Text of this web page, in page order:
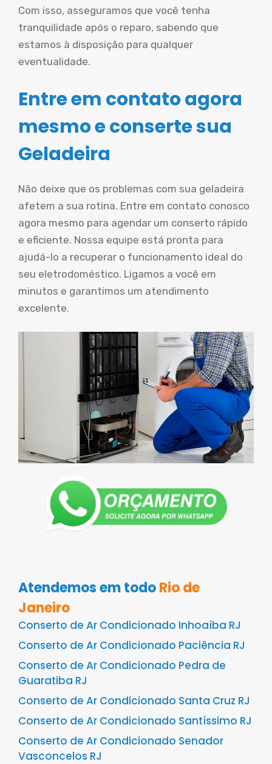
Com isso, asseguramos que você tenha
tranquilidade após o reparo, sabendo que
estamos à disposição para qualquer
eventualidade.
Entre em contato agora
mesmo e conserte sua
Geladeira
Não deixe que os problemas com sua geladeira
afetem a sua rotina. Entre em contato conosco
agora mesmo para agendar um conserto rápido
e eficiente. Nossa equipe está pronta para
ajudá-lo a recuperar o funcionamento ideal do
seu eletrodoméstico. Ligamos a você em
minutos e garantimos um atendimento
excelente.
Atendemos em todoRio de
Janeiro
Conserto de Ar Condicionado Inhoaíba RJ
Conserto de Ar Condicionado Paciência RJ
Conserto de Ar Condicionado Pedra de
Guaratiba RJ
Conserto de Ar Condicionado Santa Cruz RJ
Conserto de Ar Condicionado Santíssimo RJ
Conserto de Ar Condicionado Senador
Vasconcelos RJ